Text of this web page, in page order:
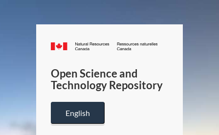
Canada.ca
/
Canada
Open Science and
Technology Repository
English